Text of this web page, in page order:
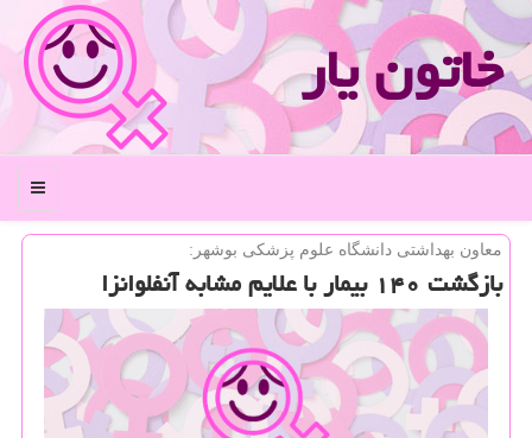
خاتون یار
منو
معاون بهداشتی دانشگاه علوم پزشكی بوشهر:
بازگشت ۱۴۰ بیمار با علایم مشابه آنفلوانزا